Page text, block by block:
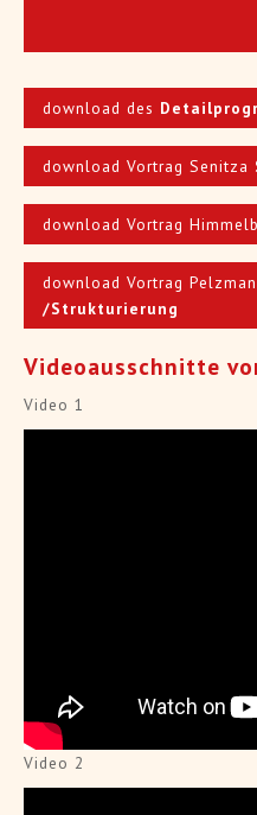
download des
download Vortrag Senitza
download Vortrag
download Vortrag
/Strukturierung
Videoausschnitte
Video 1
Video 2